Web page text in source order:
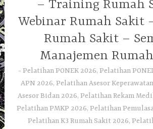
– Training Rumah
Webinar Rumah Sakit
Rumah Sakit –
Manajemen
Pelatihan PONEK 2026, Pelatihan
APN 2026, Pelatihan Asesor
Asesor Bidan 2026, Pelatihan Rekam
Pelatihan PMKP 2026, Pelatihan
Pelatihan K3 Rumah Sakit 2026,